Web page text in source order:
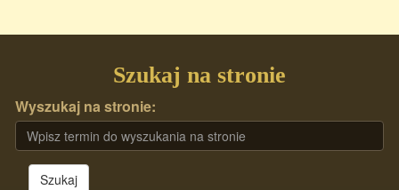
Szukaj na stronie
Wyszukaj na stronie:
Szukaj